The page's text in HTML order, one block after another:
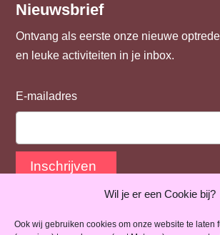
Wil je er een Cookie bij?
Ook wij gebruiken cookies om onze website te laten
Nieuwsbrief
Ontvang als eerste onze nieuwe
en leuke activiteiten in je inbox.
E-mailadres
Inschrijven